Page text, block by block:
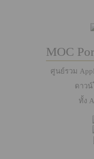
MOC
ศูนย์รวม
ดาว
ทั้ง